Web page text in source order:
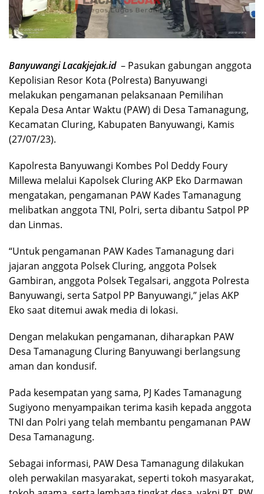
Banyuwangi Lacakjejak.id– Pasukan gabungan anggota
Kepolisian Resor Kota (Polresta) Banyuwangi
melakukan pengamanan pelaksanaan Pemilihan
Kepala Desa Antar Waktu (PAW) di Desa Tamanagung,
Kecamatan Cluring, Kabupaten Banyuwangi, Kamis
(27/07/23).
Kapolresta Banyuwangi Kombes Pol Deddy Foury
Millewa melalui Kapolsek Cluring AKP Eko Darmawan
mengatakan, pengamanan PAW Kades Tamanagung
melibatkan anggota TNI, Polri, serta dibantu Satpol PP
dan Linmas.
“Untuk pengamanan PAW Kades Tamanagung dari
jajaran anggota Polsek Cluring, anggota Polsek
Gambiran, anggota Polsek Tegalsari, anggota Polresta
Banyuwangi, serta Satpol PP Banyuwangi,” jelas AKP
Eko saat ditemui awak media di lokasi.
Dengan melakukan pengamanan, diharapkan PAW
Desa Tamanagung Cluring Banyuwangi berlangsung
aman dan kondusif.
Pada kesempatan yang sama, PJ Kades Tamanagung
Sugiyono menyampaikan terima kasih kepada anggota
TNI dan Polri yang telah membantu pengamanan PAW
Desa Tamanagung.
Sebagai informasi, PAW Desa Tamanagung dilakukan
oleh perwakilan masyarakat, seperti tokoh masyarakat,